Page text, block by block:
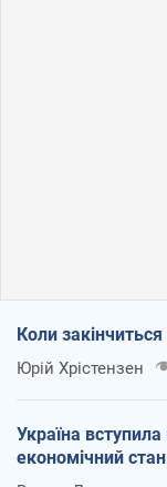
Коли закінчиться
Юрій Хрістензен
Україна
економічний